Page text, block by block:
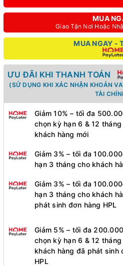
MUA
Giao Tận Nơi Hoặc
MUA NGAY -
ƯU ĐÃI KHI THANH TOÁN
(SỬ DỤNG KHI XÁC NHẬN KHOẢN
TÀI
Giảm 10% – tối đa
chọn kỳ hạn 6 & 12
khách hàng mới
Giảm 3% – tối đa
hạn 3 tháng cho khách
Giảm 3% – tối đa
hạn 3 tháng cho khách
phát sinh đơn hàng HPL
Giảm 5% – tối đa
chọn kỳ hạn 6 & 12
khách hàng đã phát sinh
HPL